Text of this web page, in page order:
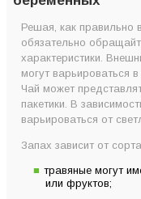
Решая, как правильно
обязательно
характеристики.
могут варьироваться
Чай может
пакетики. В
варьироваться от
Запах зависит от
травяные могут
или фруктов;